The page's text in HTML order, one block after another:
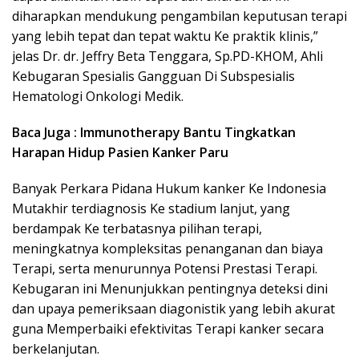
diharapkan mendukung pengambilan keputusan terapi
yang lebih tepat dan tepat waktu Ke praktik klinis,”
jelas Dr. dr. Jeffry Beta Tenggara, Sp.PD-KHOM, Ahli
Kebugaran Spesialis Gangguan Di Subspesialis
Hematologi Onkologi Medik.
Baca Juga : Immunotherapy Bantu Tingkatkan
Harapan Hidup Pasien Kanker Paru
Banyak Perkara Pidana Hukum kanker Ke Indonesia
Mutakhir terdiagnosis Ke stadium lanjut, yang
berdampak Ke terbatasnya pilihan terapi,
meningkatnya kompleksitas penanganan dan biaya
Terapi, serta menurunnya Potensi Prestasi Terapi.
Kebugaran ini Menunjukkan pentingnya deteksi dini
dan upaya pemeriksaan diagonistik yang lebih akurat
guna Memperbaiki efektivitas Terapi kanker secara
berkelanjutan.